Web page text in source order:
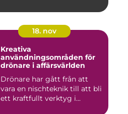
18. nov
Kreativa
användningsområden för
drönare i affärsvärlden
Drönare har gått från att
vara en nischteknik till att bli
ett kraftfullt verktyg i...